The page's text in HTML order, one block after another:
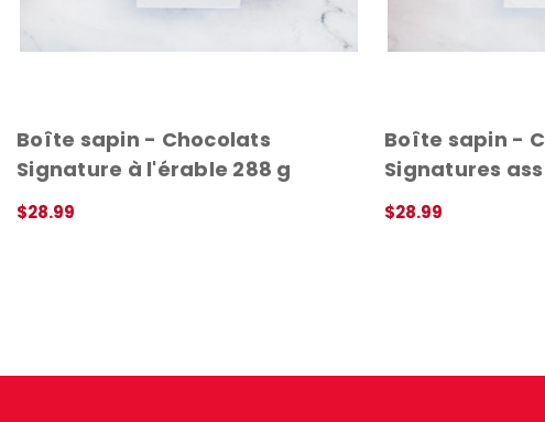
Boîte sapin - Chocolats
Signature à l'érable 288 g
$28.99
Boîte sapin -
Signatures
$28.99